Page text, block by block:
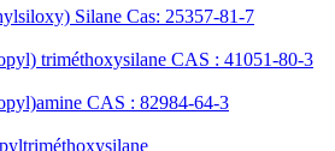
Silane Cas: 25357-81-7
triméthoxysilane CAS : 41051-80-3
CAS : 82984-64-3